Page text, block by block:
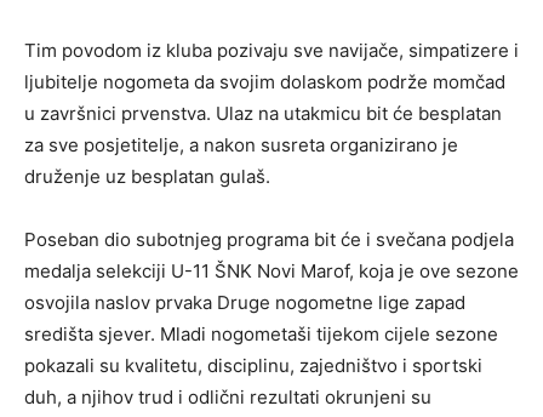
Tim povodom iz kluba pozivaju sve navijače, simpatizere i
ljubitelje nogometa da svojim dolaskom podrže momčad
u završnici prvenstva. Ulaz na utakmicu bit će besplatan
za sve posjetitelje, a nakon susreta organizirano je
druženje uz besplatan gulaš.
Poseban dio subotnjeg programa bit će i svečana podjela
medalja selekciji U-11 ŠNK Novi Marof, koja je ove sezone
osvojila naslov prvaka Druge nogometne lige zapad
središta sjever. Mladi nogometaši tijekom cijele sezone
pokazali su kvalitetu, disciplinu, zajedništvo i sportski
duh, a njihov trud i odlični rezultati okrunjeni su